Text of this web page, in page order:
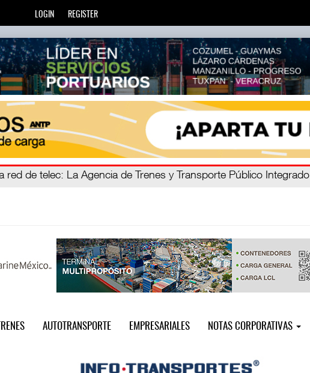
LOGIN REGISTER
Lázaro C
red de telec: La Agencia de Trenes y Transporte Público Integrado
TRENES AUTOTRANSPORTE EMPRESARIALES NOTAS CORPORATIVAS